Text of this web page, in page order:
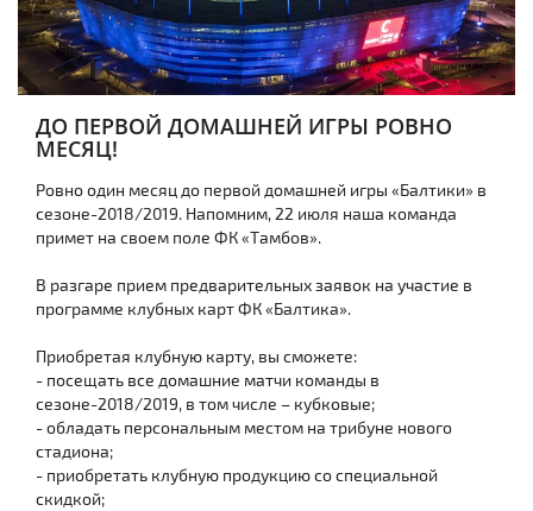
ДО ПЕРВОЙ ДОМАШНЕЙ ИГРЫ РОВНО
МЕСЯЦ!
Ровно один месяц до первой домашней игры «Балтики» в
сезоне-2018/2019. Напомним, 22 июля наша команда
примет на своем поле ФК «Тамбов».
В разгаре прием предварительных заявок на участие в
программе клубных карт ФК «Балтика».
Приобретая клубную карту, вы сможете:
- посещать все домашние матчи команды в
сезоне-2018/2019, в том числе – кубковые;
- обладать персональным местом на трибуне нового
стадиона;
- приобретать клубную продукцию со специальной
скидкой;